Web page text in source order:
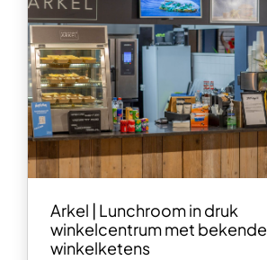
Arkel | Lunchroom in druk
winkelcentrum met bekende
winkelketens